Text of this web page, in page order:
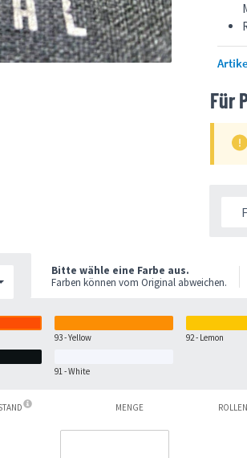
Für
93 - Yellow 92 - Lemon
91 - White
Bitte wähle eine Farbe aus.
Farben können vom Original abweichen.
MENGE